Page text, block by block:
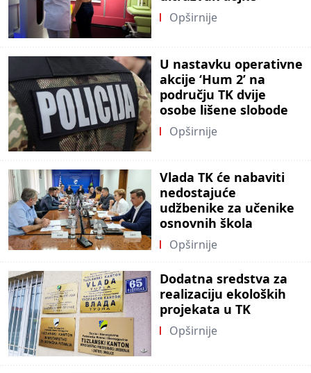
Opširnije
U nastavku operativne
akcije ‘Hum 2’ na
području TK dvije
osobe lišene slobode
Opširnije
Vlada TK će nabaviti
nedostajuće
udžbenike za učenike
osnovnih škola
Opširnije
Dodatna sredstva za
realizaciju ekoloških
projekata u TK
Opširnije